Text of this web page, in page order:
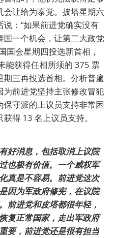
让给为泰党。披塔星期六
：“如果前进党确实没有
一个机会，让第二大政党
国会星期四投选新首相，
能获得任相所须的 375 票
三再投选首相。分析普遍
前进党坚持主张修改冒犯
守派的上议员支持非常困
得 13 名上议员支持。
好消息，包括取消上议院
也极有价值。一个威权军
真是不容易。前进党这次
因为军政府修宪，在议院
前进党和皮塔都很年轻，
复正常国家，走出军政府
要，前进党还是很有担当